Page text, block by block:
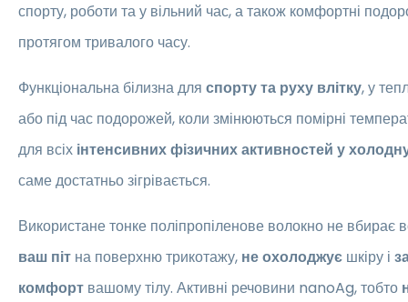
спорту, роботи та у вільний час, а також комфортні
протягом тривалого часу.
Функціональна білизна для спорту та руху влітку, у
або під час подорожей, коли змінюються помірні
для всіх інтенсивних фізичних активностей у
саме достатньо зігрівається.
Використане тонке поліпропіленове волокно не вбирає
ваш піт на поверхню трикотажу, не охолоджує шкіру і
комфорт вашому тілу. Активні речовини nanoAg, тобто